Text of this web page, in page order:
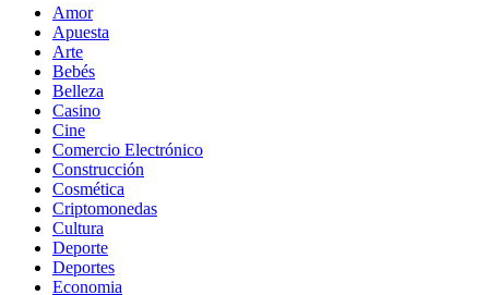
Amor
Apuesta
Arte
Bebés
Belleza
Casino
Cine
Comercio Electrónico
Construcción
Cosmética
Criptomonedas
Cultura
Deporte
Deportes
Economia